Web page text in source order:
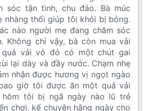
sóc tận tình, chu đáo. Bà múc
nhàng thổi giúp tôi khỏi bị bỏng.
nào người mẹ đang chăm sóc
Không chỉ vậy, bà còn mua vải
vải vỏ đỏ có một chút gai
lại dày và đầy nước. Chạm nhẹ
nhận được hương vị ngọt ngào
giờ tôi được ăn một quả vải
hôm tôi bị ngã ngày nào lũ trẻ
chơi, kể chuyện hằng ngày cho